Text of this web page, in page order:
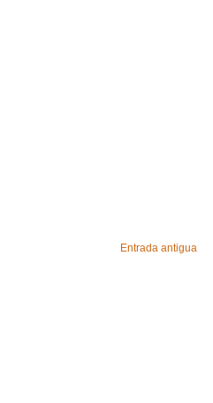
Entrada antigua